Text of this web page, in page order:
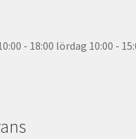
- 18:00 lördag 10:00 -